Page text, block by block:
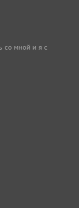
со мной и я с